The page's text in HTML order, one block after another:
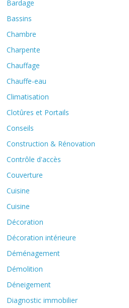
Bardage
Bassins
Chambre
Charpente
Chauffage
Chauffe-eau
Climatisation
Clotûres et Portails
Conseils
Construction & Rénovation
Contrôle d'accès
Couverture
Cuisine
Cuisine
Décoration
Décoration intérieure
Déménagement
Démolition
Déneigement
Diagnostic immobilier